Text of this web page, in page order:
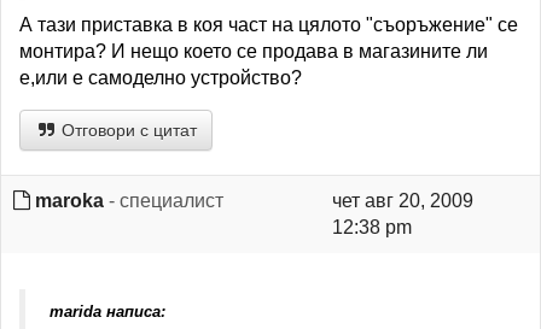
А тази приставка в коя част на цялото "съоръжение" се
монтира? И нещо което се продава в магазините ли
е,или е самоделно устройство?
Отговори с цитат
maroka - специалист
чет авг 20, 2009
12:38 pm
marida написа: